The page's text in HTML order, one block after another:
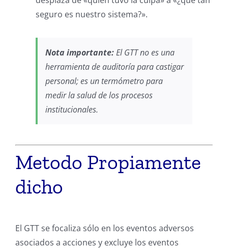
seguro es nuestro sistema?».
Nota importante:El GTT no es una
herramienta de auditoría para castigar
personal; es un termómetro para
medir la salud de los procesos
institucionales.
Metodo Propiamente
dicho
El GTT se focaliza sólo en los eventos adversos
asociados a acciones y excluye los eventos